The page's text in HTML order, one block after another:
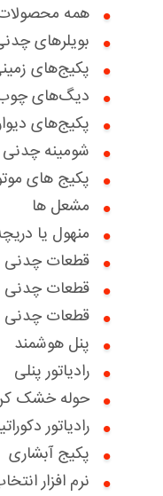
صفحه اصلی
محصولات شوفاژکار
محصولات تکنومتال
گواهینامه ها
درباره ما
سوالات متداول
تماس با ما
دانلود کاتالوگ ها
درباره ما
مقالات آموزشی
بخش خدمات مشتریان
درخواست خدمات
بخش پرتال فروش
بخش پرتال خدمات فروش
درخواست همکاری با ما
تعویض سبز
همه
بویلرهای
پکیج‌های
دیگ‌های
پکیج‌های
شومینه چدنی
پکیج های
مشعل ها
منهول یا
قطعات چدنی
قطعات چدنی
قطعات
پنل هوشمند
رادیاتور پنلی
حوله خشک
رادیاتور
پکیج آبشاری
نرم افزار